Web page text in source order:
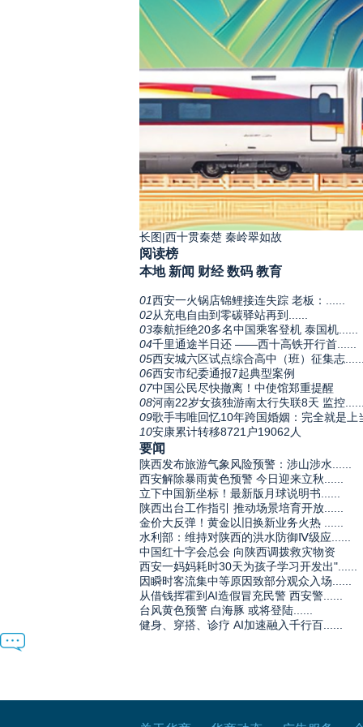
长图|西十贯秦楚 秦岭翠如故
阅读榜
本地 新闻 财经 数码 教育
01西安一火锅店锦鲤接连失踪 老板：......
02从充电自由到零碳驿站再到......
03泰航拒绝20多名中国乘客登机 泰国机......
04千里通途半日还 ——西十高铁开行首......
05西安城六区试点综合高中（班）征集志
06西安市纪委通报7起典型案例
07中国公民尽快撤离！中使馆郑重提醒
08河南22岁女孩独游南太行失联8天 监控
09歌手韦唯回忆10年跨国婚姻：完全就是上
10安康累计转移8721户19062人
要闻
陕西发布旅游气象风险预警：涉山涉水......
西安解除暴雨黄色预警 今日迎来立秋......
立下中国新坐标！最新版月球说明书......
陕西出台工作指引 推动场景培育开放......
金价大反弹！黄金以旧换新业务火热 ......
水利部：维持对陕西的洪水防御Ⅳ级应......
中国红十字会总会 向陕西调拨救灾物资
西安一妈妈耗时30天为孩子学习开发出"......
因瞬时客流集中等原因致部分观众入场......
从借钱挥霍到AI造假冒充民警 西安警......
台风黄色预警 白海豚 或将登陆......
健身、穿搭、诊疗 AI加速融入千行百......